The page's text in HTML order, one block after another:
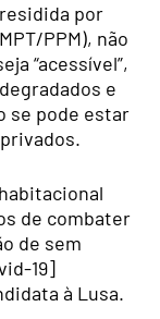
por
PPM), não
“acessível”,
e
se pode estar
de combater
de sem
19]
à Lusa.